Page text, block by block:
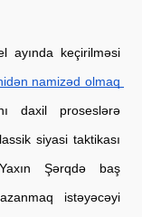
ayında keçirilməsi
namizəd olmaq
daxil proseslərə
siyasi taktikası
Şərqdə baş
istəyəcəyi